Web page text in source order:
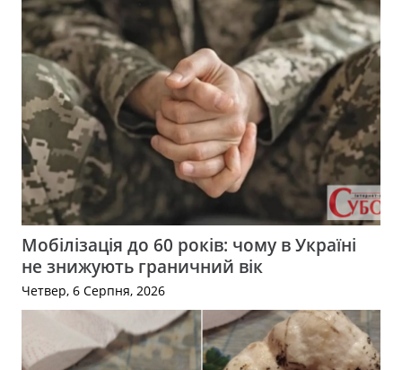
Мобілізація до 60 років: чому в Україні
не знижують граничний вік
Четвер, 6 Серпня, 2026